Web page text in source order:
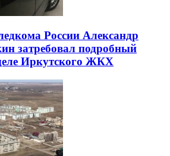
России Александр
затребовал подробный
Иркутского ЖКХ